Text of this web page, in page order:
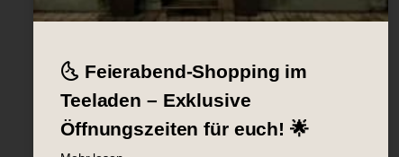
🌜 Feierabend-Shopping im
Teeladen – Exklusive
Öffnungszeiten für euch! 🌟